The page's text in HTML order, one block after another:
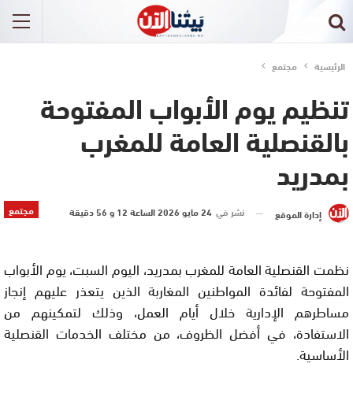
الرئيسية مجتمع
تنظيم يوم الأبواب المفتوحة
بالقنصلية العامة للمغرب
بمدريد
مجتمع إدارة الموقع نشر في 24 مايو 2026 الساعة 12 و 56 دقيقة
نظمت القنصلية العامة للمغرب بمدريد، اليوم السبت، يوم الأبواب
المفتوحة لفائدة المواطنين المغاربة الذين يتعذر عليهم إنجاز
مساطرهم الإدارية خلال أيام العمل، وذلك لتمكينهم من
الاستفادة، في أفضل الظروف، من مختلف الخدمات القنصلية
الأساسية.